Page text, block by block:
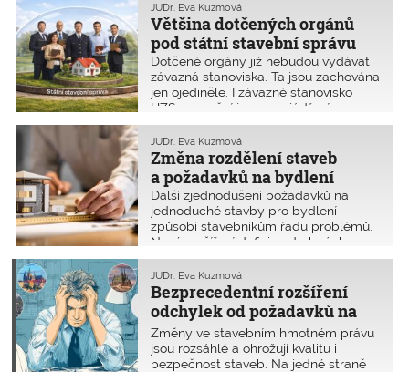
Většina dotčených orgánů
pod státní stavební správu
JUDr. Eva Kuzmová
Dotčené orgány již nebudou vydávat
závazná stanoviska. Ta jsou zachována
jen ojediněle. I závazné stanovisko
HZS se změní jen na vyjádření.
Změna rozdělení staveb
a požadavků na bydlení
JUDr. Eva Kuzmová
Další zjednodušení požadavků na
jednoduché stavby pro bydlení
způsobí stavebníkům řadu problémů.
Nové rozšíření definice drobných
staveb je velmi nejednoznačné.
Komplikovaně se bude hledat rozdíl v
definici ostatních a drobných staveb.
Stavby pro hromadné bydlení jsou
bez dalších požadavků problematicky
zařazeny mezi vyhrazené stavby.
Bezprecedentní rozšíření
odchylek od požadavků na
výstavbu
JUDr. Eva Kuzmová
Změny ve stavebním hmotném právu
jsou rozsáhlé a ohrožují kvalitu i
bezpečnost staveb. Na jedné straně